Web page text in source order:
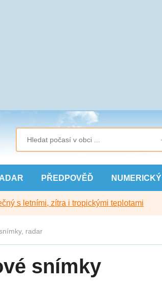
PŘEDPOVĚĎ NUMERICKÝ
s letními, zítra i tropickými teplotami
radar
snímky